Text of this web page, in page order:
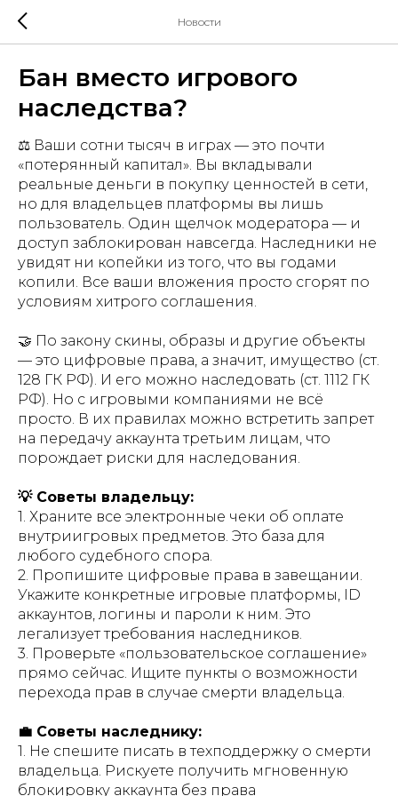
Новости
Бан вместо игрового
наследства?
⚖️ Ваши сотни тысяч в играх — это почти
«потерянный капитал». Вы вкладывали
реальные деньги в покупку ценностей в сети,
но для владельцев платформы вы лишь
пользователь. Один щелчок модератора — и
доступ заблокирован навсегда. Наследники не
увидят ни копейки из того, что вы годами
копили. Все ваши вложения просто сгорят по
условиям хитрого соглашения.
🤝 По закону скины, образы и другие объекты
— это цифровые права, а значит, имущество (ст.
128 ГК РФ). И его можно наследовать (ст. 1112 ГК
РФ). Но с игровыми компаниями не всё
просто. В их правилах можно встретить запрет
на передачу аккаунта третьим лицам, что
порождает риски для наследования.
💡 Советы владельцу:
1. Храните все электронные чеки об оплате
внутриигровых предметов. Это база для
любого судебного спора.
2. Пропишите цифровые права в завещании.
Укажите конкретные игровые платформы, ID
аккаунтов, логины и пароли к ним. Это
легализует требования наследников.
3. Проверьте «пользовательское соглашение»
прямо сейчас. Ищите пункты о возможности
перехода прав в случае смерти владельца.
💼 Советы наследнику:
1. Не спешите писать в техподдержку о смерти
владельца. Рискуете получить мгновенную
блокировку аккаунта без права